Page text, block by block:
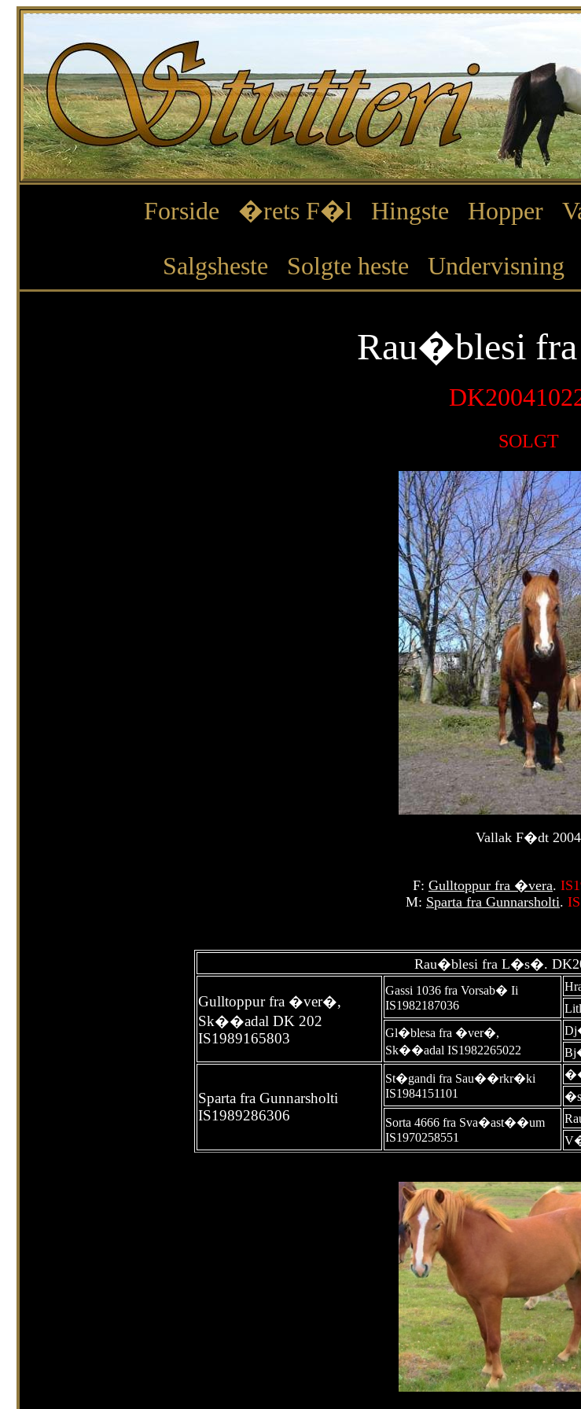
Forside �rets F�l Hingste Hopper
Salgsheste
Solgte heste Undervisning
Rau�blesi
SOLGT
Vallak F�dt 2004
F: Gulltoppur fra �vera.
M: Sparta fra Gunnarsholti.
Rau�blesi fra L�s�.
Gulltoppur fra �ver�,
Sk��adal DK 202
IS1989165803
Gassi 1036 fra Vorsab� Ii
IS1982187036
Gl�blesa fra �ver�,
Sk��adal IS1982265022
Sparta fra Gunnarsholti
IS1989286306
St�gandi fra Sau��rkr�ki
IS1984151101
Sorta 4666 fra Sva�ast��um
IS1970258551